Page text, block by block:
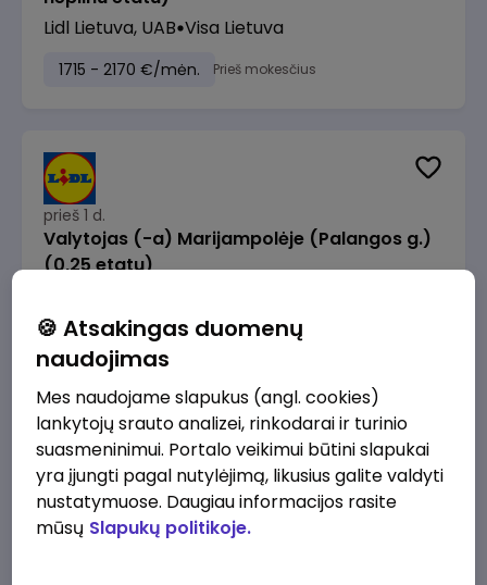
Lidl Lietuva, UAB Visa Lietuva
1715 - 2170 €/mėn. Prieš mokesčius
prieš 1 d.
Valytojas (-a) Marijampolėje (Palangos g.)
(0,25 etatu)
289 - 337 €/mėn. Prieš mokesčius
prieš 1 d.
Talent Development Project Manager (fixed
term - 1.5 years)
🍪 Atsakingas duomenų
naudojimas
Mes naudojame slapukus (angl. cookies)
lankytojų srauto analizei, rinkodarai ir turinio
suasmeninimui. Portalo veikimui būtini slapukai
yra įjungti pagal nutylėjimą, likusius galite valdyti
nustatymuose. Daugiau informacijos rasite
mūsų Slapukų politikoje.